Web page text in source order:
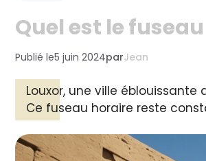
Quel est le
Publié le5 juin 2024parJean
Louxor, une ville éblouissante
Ce fuseau horaire reste